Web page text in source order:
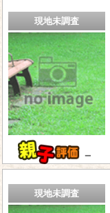
現地未調査
－
現地未調査